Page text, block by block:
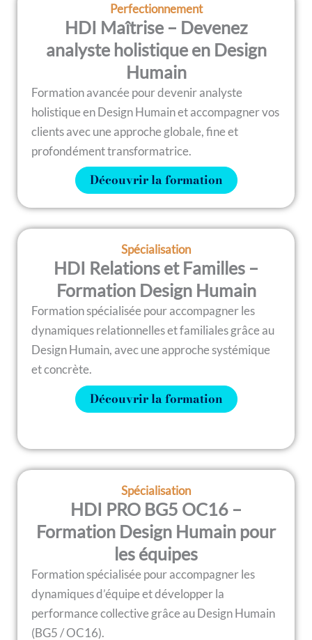
Perfectionnement
HDI Maîtrise – Devenez
analyste holistique en Design
Humain
Formation avancée pour devenir analyste
holistique en Design Humain et accompagner vos
clients avec une approche globale, fine et
profondément transformatrice.
Découvrir la formation
Spécialisation
HDI Relations et Familles –
Formation Design Humain
Formation spécialisée pour accompagner les
dynamiques relationnelles et familiales grâce au
Design Humain, avec une approche systémique
et concrète.
Découvrir la formation
Spécialisation
HDI PRO BG5 OC16 –
Formation Design Humain pour
les équipes
Formation spécialisée pour accompagner les
dynamiques d’équipe et développer la
performance collective grâce au Design Humain
(BG5 / OC16).